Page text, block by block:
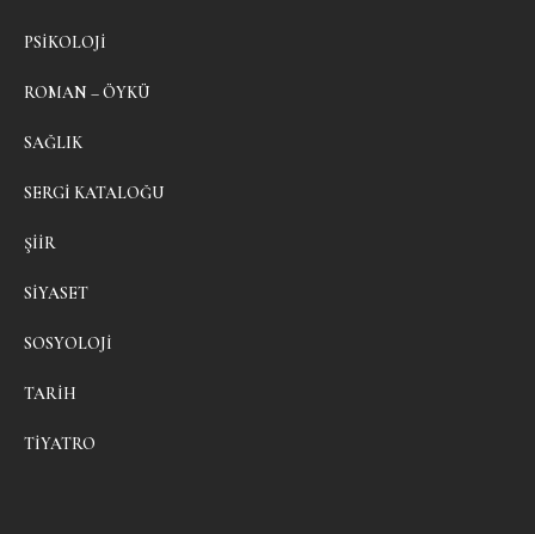
PSIKOLOJI
ROMAN – ÖYKÜ
SAĞLIK
SERGI KATALOĞU
ŞIIR
SIYASET
SOSYOLOJI
TARIH
TIYATRO